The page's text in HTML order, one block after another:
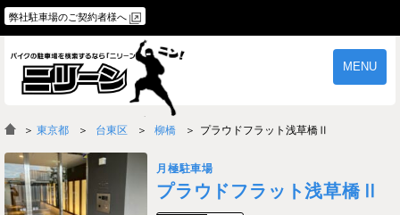
弊社駐車場のご契約者様へ
MENU
物件一覧 ご契約の流れ
よくあるご質問
＞ 東京都 台東区 柳橋 プラウドフラット浅草橋Ⅱ
月極駐車場
プラウドフラット浅草橋Ⅱ